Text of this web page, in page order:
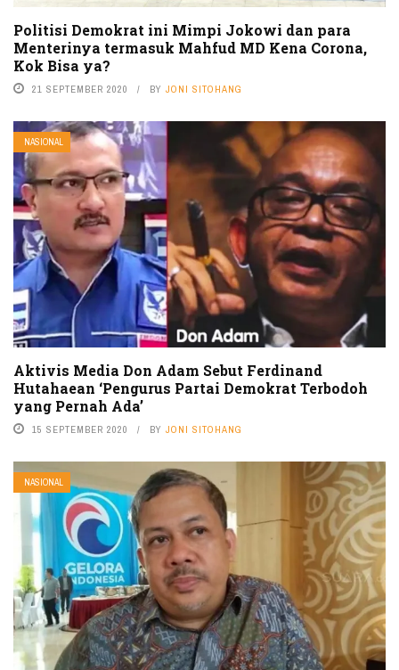
Politisi Demokrat ini Mimpi Jokowi dan para
Menterinya termasuk Mahfud MD Kena Corona,
Kok Bisa ya?
21 SEPTEMBER 2020 BY JONI SITOHANG
NASIONAL
Aktivis Media Don Adam Sebut Ferdinand
Hutahaean ‘Pengurus Partai Demokrat Terbodoh
yang Pernah Ada’
15 SEPTEMBER 2020 BY JONI SITOHANG
NASIONAL